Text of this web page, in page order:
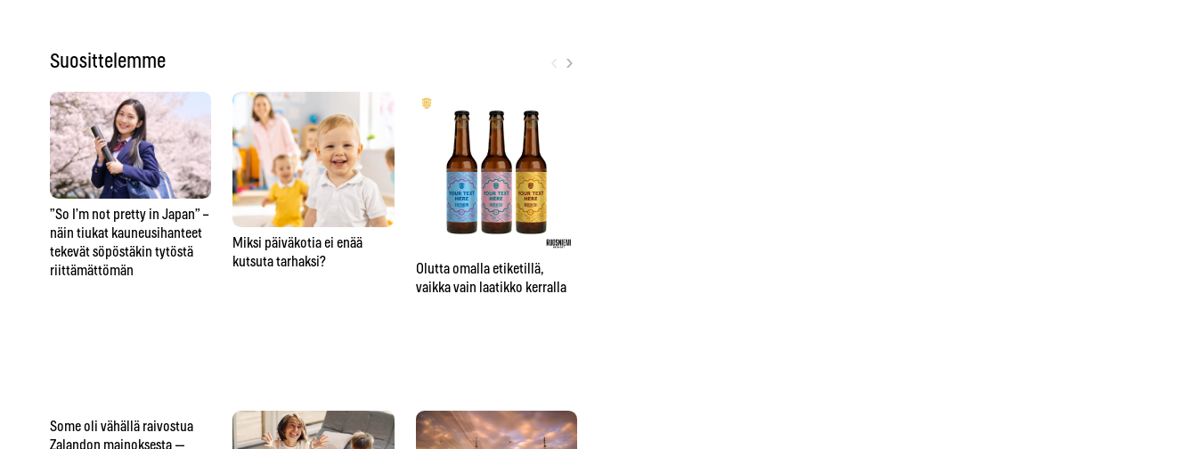
Suosittelemme ›
”So I’m not pretty in Japan” –
näin tiukat kauneusihanteet
tekevät söpöstäkin tytöstä
riittämättömän
Some oli vähällä raivostua
Zalandon mainoksesta —
Miksi päiväkotia ei enää
kutsuta tarhaksi?
Olutta omalla etiketillä,
vaikka vain laatikko kerralla